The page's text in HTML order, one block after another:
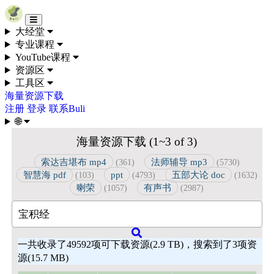
Skip to content
大经堂
专业课程
YouTube课程
资源区
工具区
海量资源下载
注册 登录 联系Buli
🌐
海量资源下载 (1~3 of 3)
索达吉堪布 mp4 (361) 法师辅导 mp3 (5730)
智慧海 pdf (103) ppt (4793) 五部大论 doc (1632)
喇荣 (1057) 有声书 (2987)
一共收录了49592项可下载资源(2.9 TB)，搜索到了3项资
源(15.7 MB)